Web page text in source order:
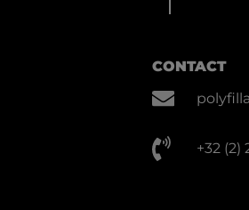
CONTACT
+32 (2)